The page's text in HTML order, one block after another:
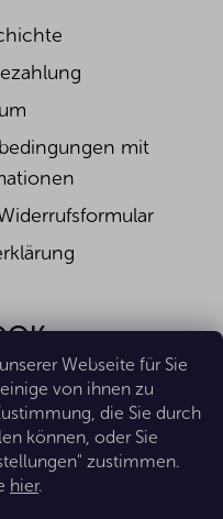
Webseite für Sie
von ihnen zu
die Sie durch
können, oder Sie
zustimmen.
hier.
mit